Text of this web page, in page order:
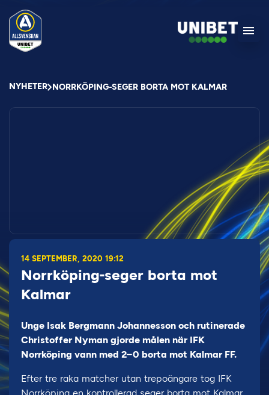
NYHETER NORRKÖPING-SEGER BORTA MOT KALMAR
14 SEPTEMBER, 2020 19:12
Norrköping-seger borta mot
Kalmar
Unge Isak Bergmann Johannesson och rutinerade
Christoffer Nyman gjorde målen när IFK
Norrköping vann med 2–0 borta mot Kalmar FF.
Efter tre raka matcher utan trepoängare tog IFK